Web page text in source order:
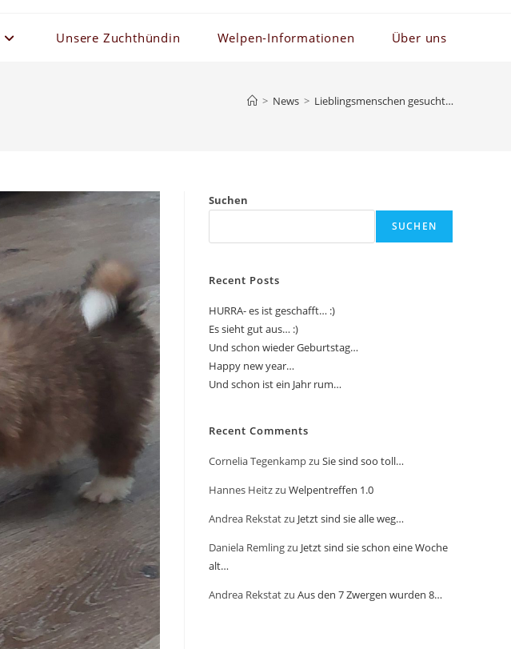
Unsere Zuchthündin Welpen-Informationen Über uns
> News > Lieblingsmenschen gesucht…
Suchen
SUCHEN
Recent Posts
HURRA- es ist geschafft… :)
Es sieht gut aus… :)
Und schon wieder Geburtstag…
Happy new year…
Und schon ist ein Jahr rum…
Recent Comments
Cornelia Tegenkampzu Sie sind soo toll…
Hannes Heitzzu Welpentreffen 1.0
Andrea Rekstatzu Jetzt sind sie alle weg…
Daniela Remlingzu Jetzt sind sie schon eine Woche
alt…
Andrea Rekstatzu Aus den 7 Zwergen wurden 8…